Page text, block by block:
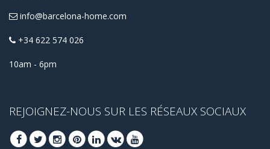
info@barcelona-home.com
+34 622 574 026
10am - 6pm
REJOIGNEZ-NOUS SUR LES RÉSEAUX SOCIAUX